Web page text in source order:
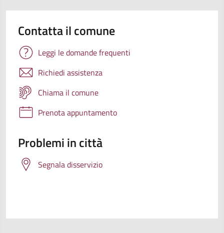
Contatta il comune
Leggi le domande frequenti
Richiedi assistenza
Chiama il comune
Prenota appuntamento
Problemi in città
Segnala disservizio